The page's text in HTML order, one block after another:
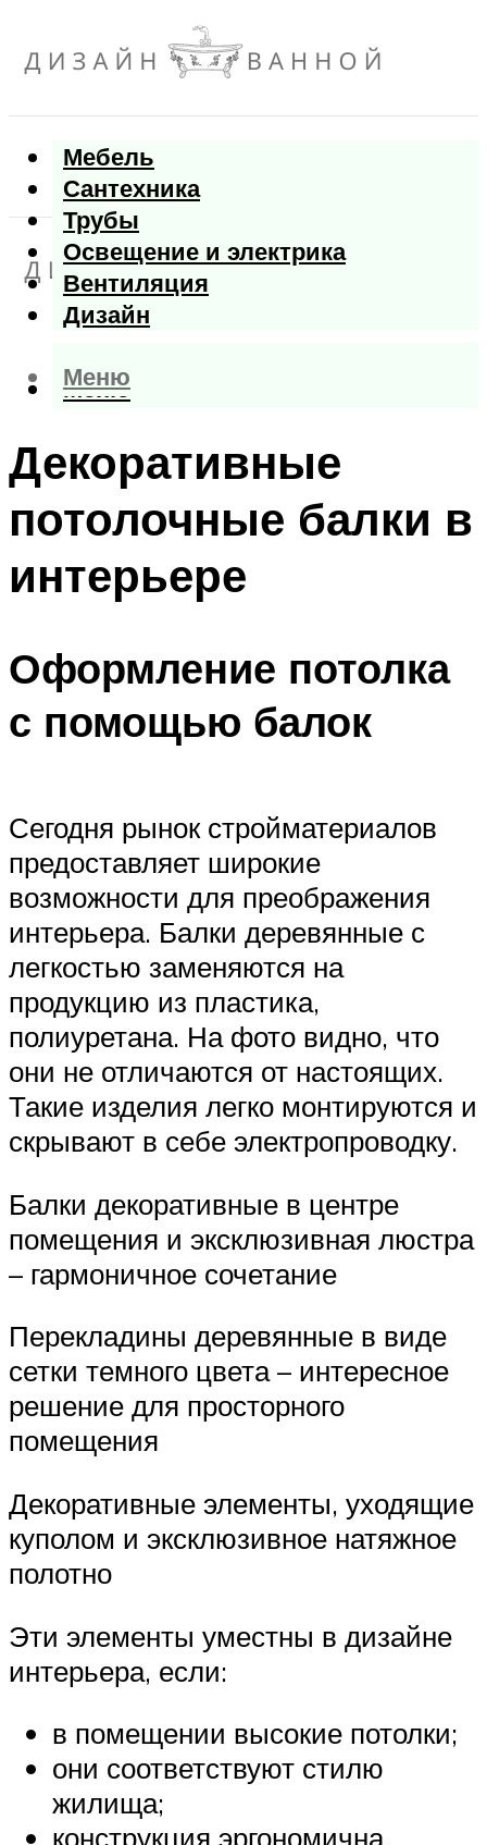
Мебель
Сантехника
Трубы
Освещение и электрика
Вентиляция
Дизайн
Меню
Меню
Декоративные
потолочные балки в
интерьере
Оформление потолка
с помощью балок
Сегодня рынок стройматериалов
предоставляет широкие
возможности для преображения
интерьера. Балки деревянные с
легкостью заменяются на
продукцию из пластика,
полиуретана. На фото видно, что
они не отличаются от настоящих.
Такие изделия легко монтируются и
скрывают в себе электропроводку.
Балки декоративные в центре
помещения и эксклюзивная люстра
– гармоничное сочетание
Перекладины деревянные в виде
сетки темного цвета – интересное
решение для просторного
помещения
Декоративные элементы, уходящие
куполом и эксклюзивное натяжное
полотно
Эти элементы уместны в дизайне
интерьера, если:
в помещении высокие потолки;
они соответствуют стилю
жилища;
конструкция эргономична.